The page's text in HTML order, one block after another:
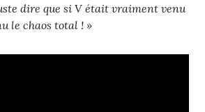
dire que si V était vraiment venu
le chaos total ! »